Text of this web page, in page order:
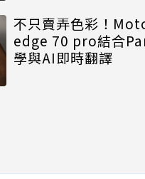
不只賣弄色彩！
edge 70 pro結合
學與AI即時翻譯